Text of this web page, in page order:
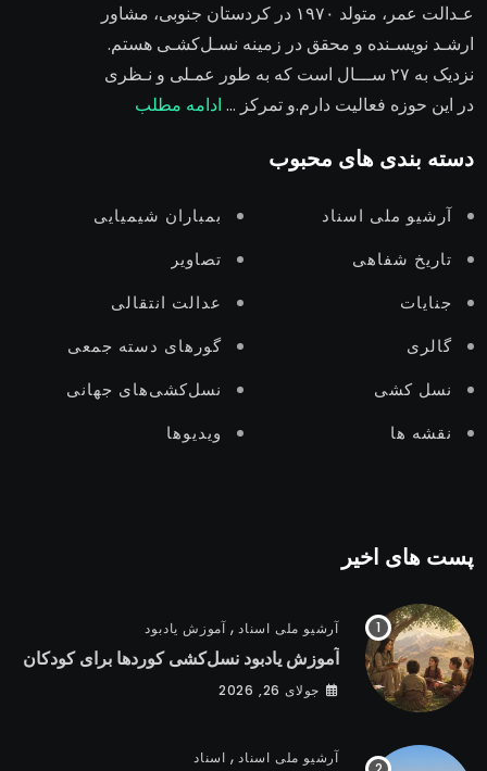
عـدالت عمر، متولد ۱۹۷۰ در کردستان جنوبی، مشاور
ارشـد نویسـنده و محقق در زمینه نسـل‌کشـی هستم.
نزدیک به ۲٧ ســـال است که به طور عمـلی و نـظری
در این حوزه فعالیت دارم.و تمرکز … ادامه مطلب
دسته بندی های محبوب
آرشیو ملی اسناد بمباران شیمیایی
تاریخ شفاهی تصاویر
جنایات عدالت انتقالى
گالری گورهای دستە جمعی
نسل‌ کشی نسل‌کشی‌های جهانی
نقشه ها ویدیوها
پست های اخیر
آرشیو ملی اسناد , آموزش یادبود
آموزش یادبود نسل‌کشی کوردها برای کودکان
جولای 26, 2026
آرشیو ملی اسناد , اسناد